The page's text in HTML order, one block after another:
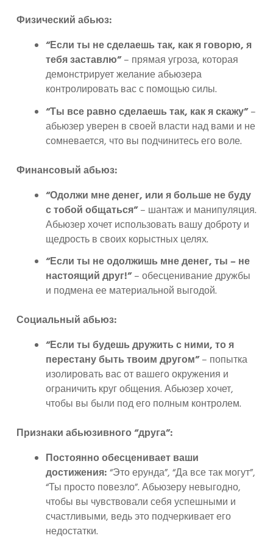
Физический абьюз:
“Если ты не сделаешь так, как я говорю, я
тебя заставлю”– прямая угроза, которая
демонстрирует желание абьюзера
контролировать вас с помощью силы.
“Ты все равно сделаешь так, как я скажу”–
абьюзер уверен в своей власти над вами и не
сомневается, что вы подчинитесь его воле.
Финансовый абьюз:
“Одолжи мне денег, или я больше не буду
с тобой общаться”– шантаж и манипуляция.
Абьюзер хочет использовать вашу доброту и
щедрость в своих корыстных целях.
“Если ты не одолжишь мне денег, ты – не
настоящий друг!”– обесценивание дружбы
и подмена ее материальной выгодой.
Социальный абьюз:
“Если ты будешь дружить с ними, то я
перестану быть твоим другом”– попытка
изолировать вас от вашего окружения и
ограничить круг общения. Абьюзер хочет,
чтобы вы были под его полным контролем.
Признаки абьюзивного “друга”:
Постоянно обесценивает ваши
достижения:“Это ерунда”, “Да все так могут”,
“Ты просто повезло”. Абьюзеру невыгодно,
чтобы вы чувствовали себя успешными и
счастливыми, ведь это подчеркивает его
недостатки.